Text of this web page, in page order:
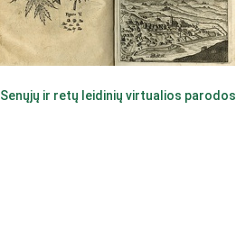
Senųjų ir retų leidinių virtualios parodos